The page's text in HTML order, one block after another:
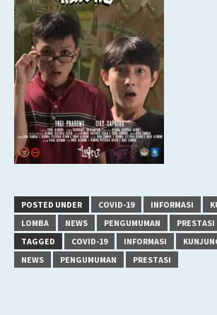
POSTED UNDER COVID-19 INFORMASI
LOMBA
NEWS PENGUMUMAN
PRESTASI
TAGGED
COVID-19 INFORMASI
NEWS
PENGUMUMAN PRESTASI